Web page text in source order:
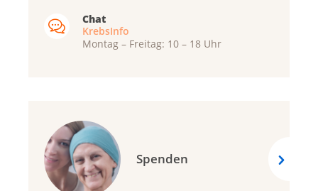
Chat
KrebsInfo
Montag – Freitag: 10 – 18 Uhr
Spenden